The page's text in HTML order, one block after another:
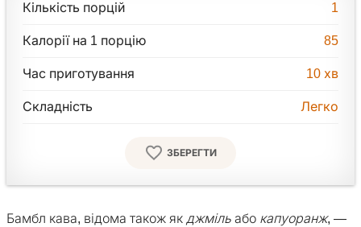
Кількість порцій 1
Калорії на 1 порцію 85
Час приготування 10 хв
Складність Легко
ЗБЕРЕГТИ
Бамбл кава, відома також як джміль або капуоранж, —